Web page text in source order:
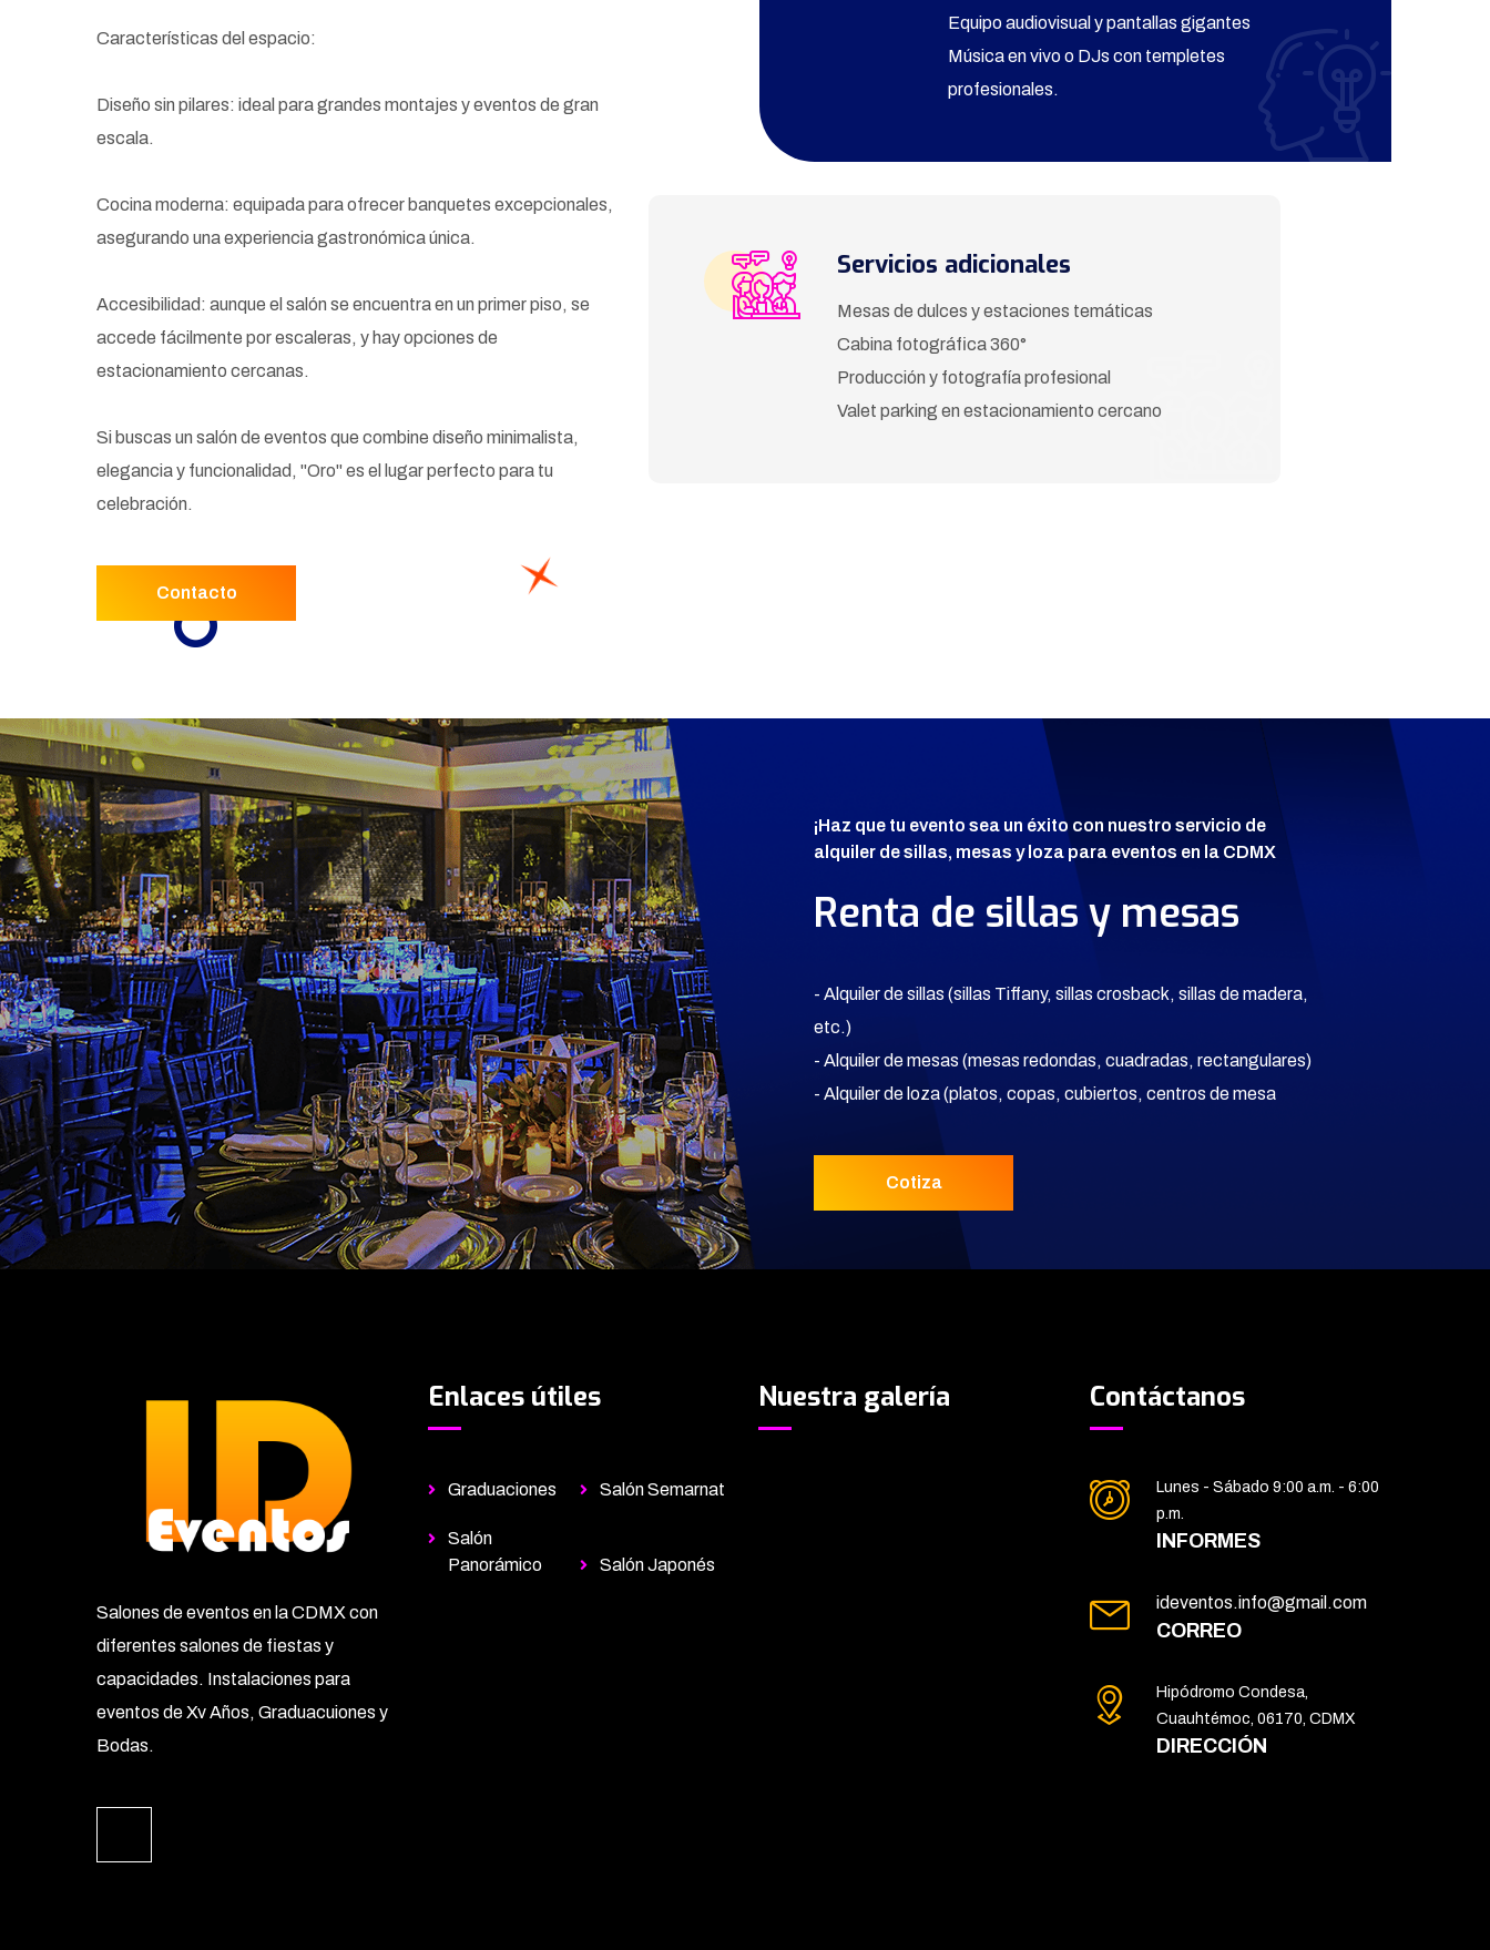
Características del espacio:
Diseño sin pilares: ideal para grandes montajes y eventos de gran
escala.
Cocina moderna: equipada para ofrecer banquetes excepcionales,
asegurando una experiencia gastronómica única.
Accesibilidad: aunque el salón se encuentra en un primer piso, se
accede fácilmente por escaleras, y hay opciones de
estacionamiento cercanas.
Si buscas un salón de eventos que combine diseño minimalista,
elegancia y funcionalidad, "Oro" es el lugar perfecto para tu
celebración.
Contacto
Equipo audiovisual y pantallas gigantes
Música en vivo o DJs con templetes
profesionales.
Servicios adicionales
Mesas de dulces y estaciones temáticas
Cabina fotográfica 360°
Producción y fotografía profesional
Valet parking en estacionamiento cercano
¡Haz que tu evento sea un éxito con nuestro servicio de
alquiler de sillas, mesas y loza para eventos en la CDMX
Renta de sillas y mesas
- Alquiler de sillas (sillas Tiffany, sillas crosback, sillas de madera,
etc.)
- Alquiler de mesas (mesas redondas, cuadradas, rectangulares)
- Alquiler de loza (platos, copas, cubiertos, centros de mesa
Cotiza
Salones de eventos en la CDMX con
diferentes salones de fiestas y
capacidades. Instalaciones para
eventos de Xv Años, Graduacuiones y
Bodas.
Enlaces útiles
Graduaciones Salón Semarnat
Salón
Panorámico
Salón Japonés
Nuestra galería Contáctanos
Lunes - Sábado 9:00 a.m. - 6:00
p.m.
INFORMES
ideventos.info@gmail.com
CORREO
Hipódromo Condesa,
Cuauhtémoc, 06170, CDMX
DIRECCIÓN